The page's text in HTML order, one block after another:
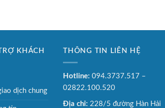
KHÁCH
dịch chung
THÔNG TIN LIÊN HỆ
Hotline: 094.3737.517 –
02822.100.520
Địa chỉ: 228/5 đường Hàn Hải